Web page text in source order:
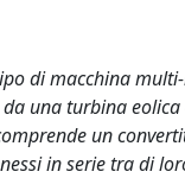
di macchina
una turbina
un
in serie tra di